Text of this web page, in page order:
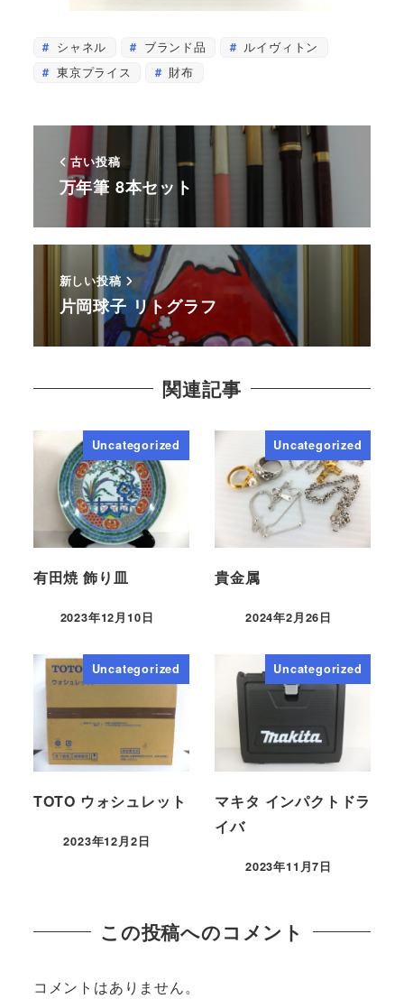
シャネル ブランド品
ルイヴィトン
東京プライス
財布
古い投稿
万年筆 8本セット
新しい投稿
片岡球子 リトグラフ
関連記事
Uncategorized
有田焼 飾り皿
2023年12月10日
Uncategorized
貴金属
2024年2月26日
Uncategorized
TOTO ウォシュレット
2023年12月2日
Uncategorized
マキタ インパクトドラ
イバ
2023年11月7日
この投稿へのコメント
コメントはありません。